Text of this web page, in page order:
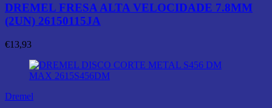
DREMEL FRESA ALTA VELOCIDADE 7.8MM
(2UN) 26150115JA
€13,93
Dremel